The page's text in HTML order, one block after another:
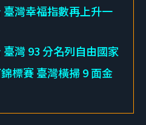
灣幸福指數再上升一
灣 93 分名列自由國家
標賽 臺灣橫掃 9 面金